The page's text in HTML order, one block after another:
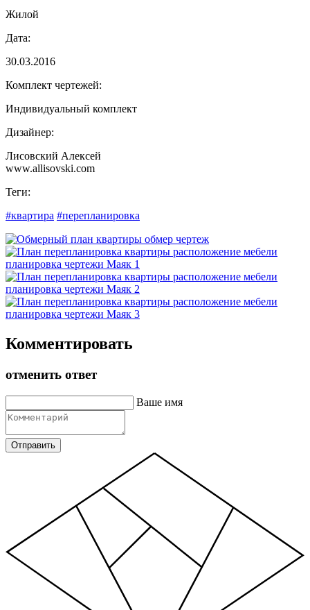
Жилой
Дата:
30.03.2016
Комплект чертежей:
Индивидуальный комплект
Дизайнер:
Лисовский Алексей
www.allisovski.com
Теги:
#квартира #перепланировка
Комментировать
отменить ответ
Ваше имя